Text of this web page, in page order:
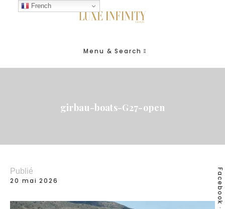
Menu & Search
girbau-boats-G27-open
Facebook
Publié
20 mai 2026
French